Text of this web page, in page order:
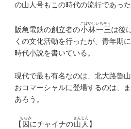
の山人号もこの時代の流行であった
阪急電鉄の創立者の小林一三
こばやしいちぞう
は後
くの文化活動を行ったが、青年期
時代小説を書いている。
現代で最も有名なのは、北大路魯
おコマーシャルに登場するのは、
あろう。
【 因
ちなみ
にチャイナの山人
さんじん
】